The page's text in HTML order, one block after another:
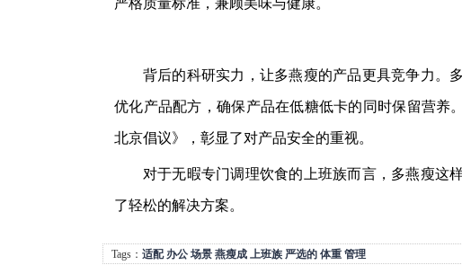
严格质量标准，兼顾美味与健康。
背后的科研实力，让多燕瘦的产品更具竞争力。
优化产品配方，确保产品在低糖低卡的同时保留营养
北京倡议》，彰显了对产品安全的重视。
对于无暇专门调理饮食的上班族而言，多燕瘦这
了轻松的解决方案。
Tags： 适配 办公 场景 燕瘦成 上班族 严选的 体重 管理